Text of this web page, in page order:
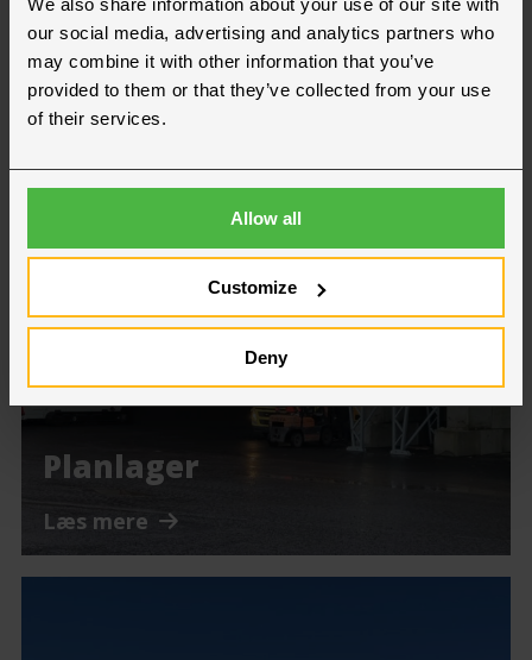
our social media, advertising and analytics partners who
may combine it with other information that you’ve
provided to them or that they’ve collected from your use
of their services.
Allow all
Customize
Deny
Planlager
Læs mere